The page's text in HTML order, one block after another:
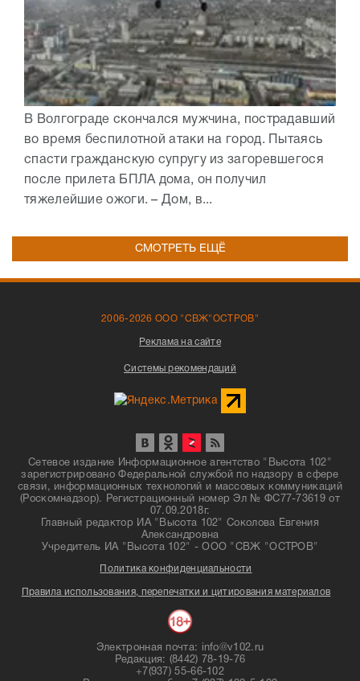
В Волгограде скончался мужчина, пострадавший
во время беспилотной атаки на город. Пытаясь
спасти гражданскую супругу из загоревшегося
после прилета БПЛА дома, он получил
тяжелейшие ожоги. – Дом, в...
СМОТРЕТЬ ЕЩЁ
2006-2026 ООО "СВЖ"ОСТРОВ"
Реклама на сайте
Системы рекомендаций
Сетевое издание Информационное агентство "Высота 102"
зарегистрировано Федеральной службой по надзору в сфере
связи, информационных технологий и массовых коммуникаций
(Роскомнадзор). Регистрационный номер Эл № ФС77-73619 от
07.09.2018г.
Главный редактор ИА "Высота 102" Соколова Евгения
Александровна
Учредитель ИА "Высота 102" - ООО "СВЖ "ОСТРОВ"
Политика конфиденциальности
Правила использования, перепечатки и цитирования материалов
Электронная почта: info@v102.ru
Редакция: (8442) 78-19-76
+7(937) 55-66-102